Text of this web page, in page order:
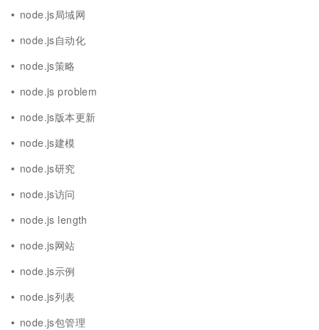
node.js局域网
node.js自动化
node.js策略
node.js problem
node.js版本更新
node.js建模
node.js研究
node.js访问
node.js length
node.js网站
node.js示例
node.js列表
node.js包管理